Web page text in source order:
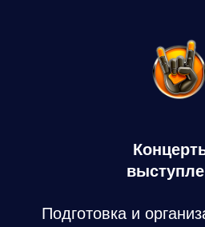
Подготовка и